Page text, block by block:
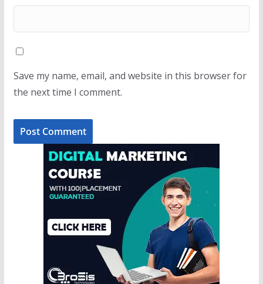
Save my name, email, and website in this browser for
the next time I comment.